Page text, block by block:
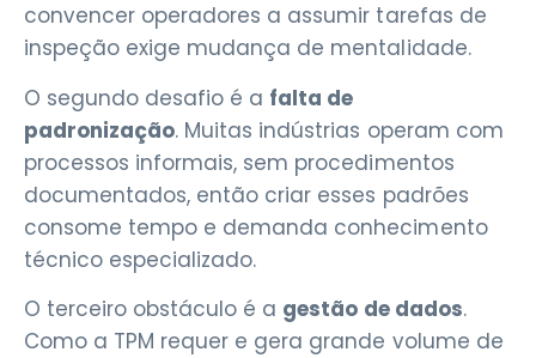
convencer operadores a assumir tarefas de
inspeção exige mudança de mentalidade.
O segundo desafio é a falta de
padronização. Muitas indústrias operam com
processos informais, sem procedimentos
documentados, então criar esses padrões
consome tempo e demanda conhecimento
técnico especializado.
O terceiro obstáculo é a gestão de dados.
Como a TPM requer e gera grande volume de